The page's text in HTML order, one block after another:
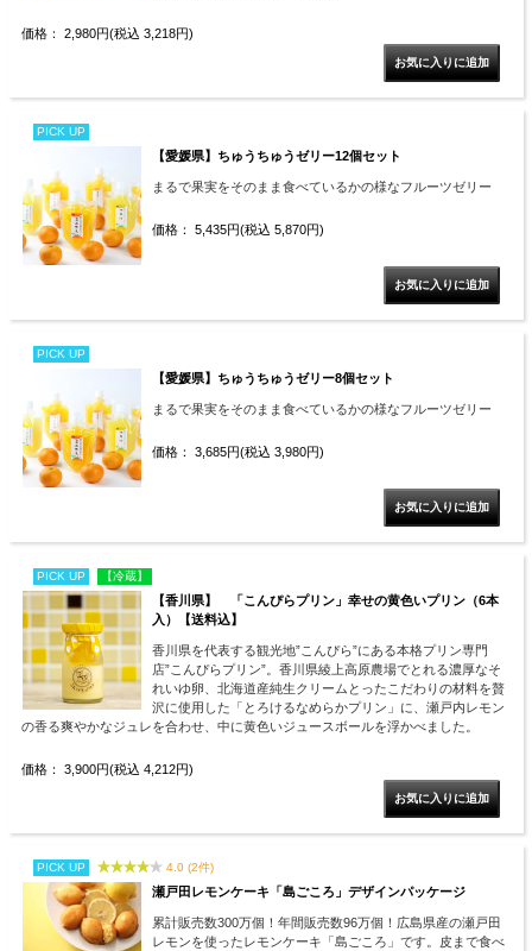
価格： 2,980円(税込 3,218円)
PICK UP
【愛媛県】ちゅうちゅうゼリー12個セット
まるで果実をそのまま食べているかの様なフルーツゼリー
価格： 5,435円(税込 5,870円)
PICK UP
【愛媛県】ちゅうちゅうゼリー8個セット
まるで果実をそのまま食べているかの様なフルーツゼリー
価格： 3,685円(税込 3,980円)
PICK UP 【冷蔵】
【香川県】 「こんぴらプリン」幸せの黄色いプリン（6本
入）【送料込】
香川県を代表する観光地”こんぴら”にある本格プリン専門
店”こんぴらプリン”。香川県綾上高原農場でとれる濃厚なそ
れいゆ卵、北海道産純生クリームとったこだわりの材料を贅
沢に使用した「とろけるなめらかプリン」に、瀬戸内レモン
の香る爽やかなジュレを合わせ、中に黄色いジュースボールを浮かべました。
価格： 3,900円(税込 4,212円)
PICK UP 4.0 (2件)
瀬戸田レモンケーキ「島ごころ」デザインパッケージ
累計販売数300万個！年間販売数96万個！広島県産の瀬戸田
レモンを使ったレモンケーキ「島ごころ」です。皮まで食べ